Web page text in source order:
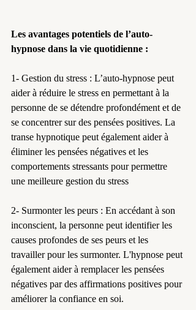
Les avantages potentiels de l’auto-
hypnose dans la vie quotidienne :
1- Gestion du stress : L’auto-hypnose peut
aider à réduire le stress en permettant à la
personne de se détendre profondément et de
se concentrer sur des pensées positives. La
transe hypnotique peut également aider à
éliminer les pensées négatives et les
comportements stressants pour permettre
une meilleure gestion du stress
2- Surmonter les peurs : En accédant à son
inconscient, la personne peut identifier les
causes profondes de ses peurs et les
travailler pour les surmonter. L'hypnose peut
également aider à remplacer les pensées
négatives par des affirmations positives pour
améliorer la confiance en soi.